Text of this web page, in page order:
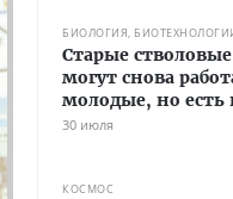
БИОЛОГИЯ,
Старые
могут снова
молодые, но есть
30 июля
КОСМОС